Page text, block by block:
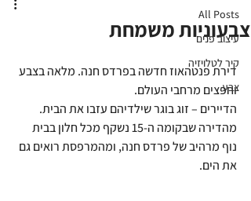
All Posts
עיצוב פנים
קיר לטלויזיה
צבע
צבעוניות משמחת
דירת פנטהאוז חדשה בפרדס חנה. מלאה בצבע
וחפצים מרחבי העולם.
הדיירים – זוג בוגר שילדיהם עזבו את הבית.
מהדירה שבקומה ה-15 נשקף מכל חלון בבית
נוף מרהיב של פרדס חנה, ומהמרפסת רואים גם
את הים.